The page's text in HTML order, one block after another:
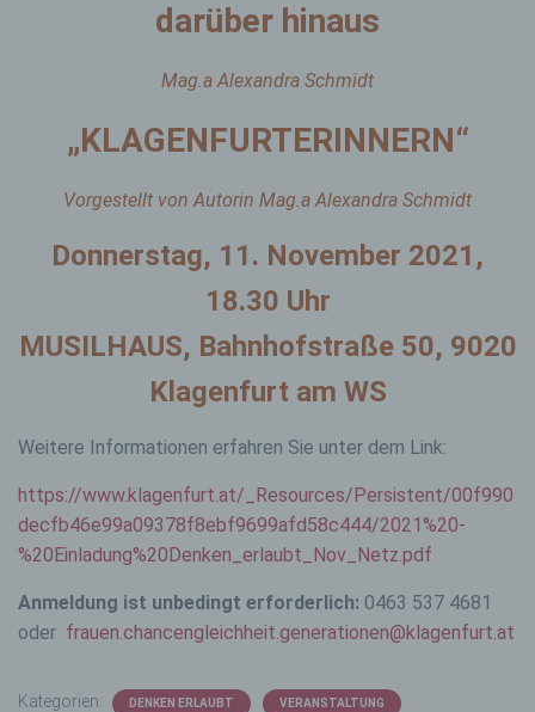
darüber hinaus
Mag.a Alexandra Schmidt
„KLAGENFURTERINNERN“
Vorgestellt von Autorin Mag.a Alexandra Schmidt
Donnerstag, 11. November 2021,
18.30 Uhr
MUSILHAUS, Bahnhofstraße 50, 9020
Klagenfurt am WS
Weitere Informationen erfahren Sie unter dem Link:
https://www.klagenfurt.at/_Resources/Persistent/00f990
decfb46e99a09378f8ebf9699afd58c444/2021%20-
%20Einladung%20Denken_erlaubt_Nov_Netz.pdf
Anmeldung ist unbedingt erforderlich: 0463 537 4681
oder frauen.chancengleichheit.generationen@klagenfurt.at
Kategorien: DENKEN ERLAUBT VERANSTALTUNG